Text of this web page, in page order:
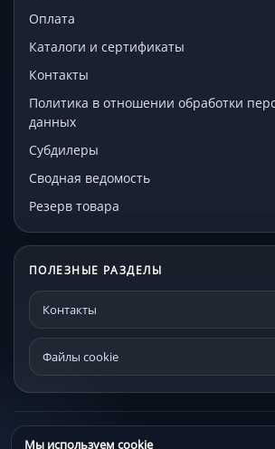
Мы используем cookie
Оплата
Каталоги и сертификаты
Контакты
Политика в отношении обработки
данных
Субдилеры
Сводная ведомость
Резерв товара
ПОЛЕЗНЫЕ РАЗДЕЛЫ
Контакты
Файлы cookie
© МЕКО - мебельная фурнитура и